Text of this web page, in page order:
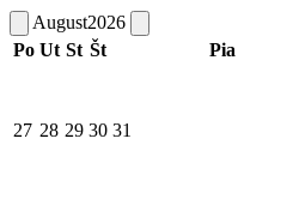
August2026
Po Ut St Št Pia
27 28 29 30 31